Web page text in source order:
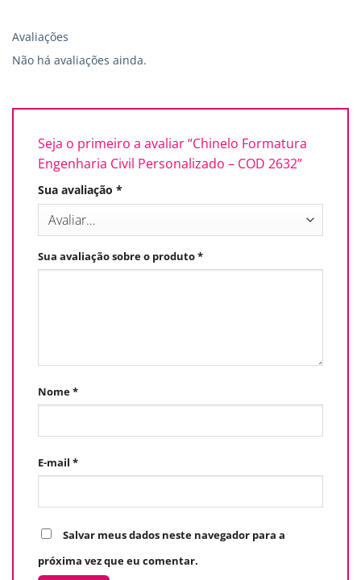
Avaliações
Não há avaliações ainda.
Seja o primeiro a avaliar “Chinelo Formatura
Engenharia Civil Personalizado – COD 2632”
Sua avaliação *
Sua avaliação sobre o produto*
Nome*
E-mail *
Salvar meus dados neste navegador para a
próxima vez que eu comentar.